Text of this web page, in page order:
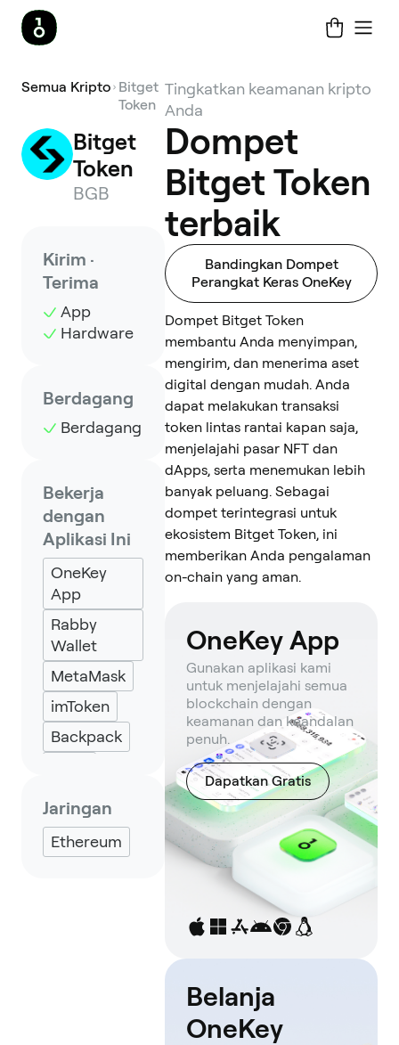
Semua Kripto Bitget
Token
Bitget
Token
BGB
Kirim ·
Terima
App
Hardware
Berdagang
Berdagang
Bekerja
dengan
Aplikasi Ini
OneKey
App
Rabby
Wallet
MetaMask
imToken
Backpack
Jaringan
Ethereum
Tingkatkan keamanan kripto
Anda
Dompet
Bitget Token
terbaik
Bandingkan Dompet
Perangkat Keras OneKey
Dompet Bitget Token
membantu Anda menyimpan,
mengirim, dan menerima aset
digital dengan mudah. Anda
dapat melakukan transaksi
token lintas rantai kapan saja,
menjelajahi pasar NFT dan
dApps, serta menemukan lebih
banyak peluang. Sebagai
dompet terintegrasi untuk
ekosistem Bitget Token, ini
memberikan Anda pengalaman
on-chain yang aman.
OneKey App
Gunakan aplikasi kami
untuk menjelajahi semua
blockchain dengan
keamanan dan keandalan
penuh.
Dapatkan Gratis
Belanja
OneKey